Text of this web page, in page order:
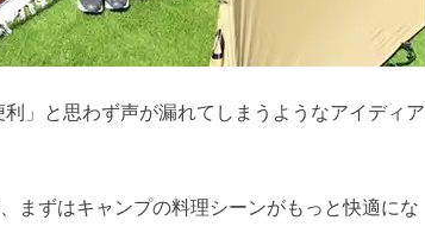
」と思わず声が漏れてしまうようなアイディア
まずはキャンプの料理シーンがもっと快適にな